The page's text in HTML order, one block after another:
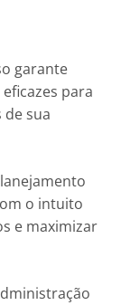
garante
para
sua
o intuito
e maximizar